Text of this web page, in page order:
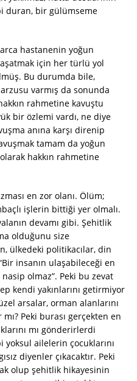
duran, bir gülümseme
hastanenin yoğun
için her türlü yol
Bu durumda bile,
varmış da sonunda
rahmetine kavuştu
bir özlemi vardı, ne diye
anına karşı direnip
tamam da yoğun
hakkın rahmetine
en zor olanı. Ölüm;
işlerin bittiği yer olmalı.
devamı gibi. Şehitlik
olduğunu size
ülkedeki politikacılar, din
insanın ulaşabileceği en
olmaz”. Peki bu zevat
kendi yakınlarını getirmiyor
arsalar, orman alanlarını
Peki burası gerçekten en
mı gönderirlerdi
ailelerin çocuklarını
diyenler çıkacaktır. Peki
olup şehitlik hikayesinin